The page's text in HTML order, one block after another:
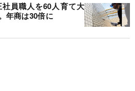
員職人を60人育て大
年商は30倍に